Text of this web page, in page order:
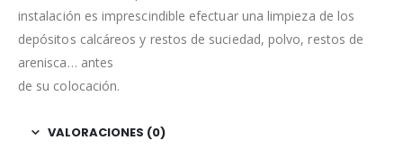
instalación es imprescindible efectuar una limpieza de los
depósitos calcáreos y restos de suciedad, polvo, restos de
arenisca… antes
de su colocación.
VALORACIONES (0)